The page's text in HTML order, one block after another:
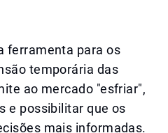
ferramenta para os
temporária das
ao mercado "esfriar",
e possibilitar que os
mais informadas.